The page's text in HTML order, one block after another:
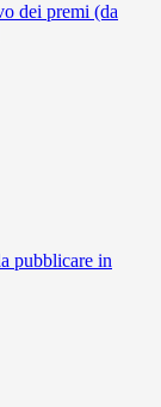
dei premi (da
pubblicare in